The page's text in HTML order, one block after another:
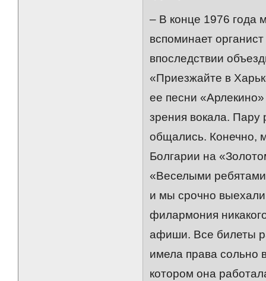
– В конце 1976 года
вспоминает
впоследствии
«Приезжайте в
ее песни
зрения вокала. Пару
общались. Конечно,
Болгарии на
«Веселыми
и мы срочно выехали
филармония
афиши. Все билеты
имела права сольно
котором она